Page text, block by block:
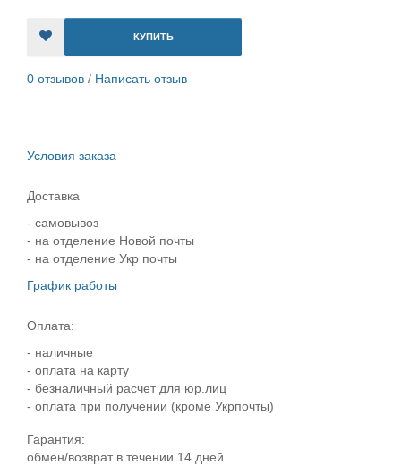
КУПИТЬ
0 отзывов / Написать отзыв
Условия заказа
Доставка
- самовывоз
- на отделение Новой почты
- на отделение Укр почты
График работы
Оплата:
- наличные
- оплата на карту
- безналичный расчет для юр.лиц
- оплата при получении (кроме Укрпочты)
Гарантия:
обмен/возврат в течении 14 дней